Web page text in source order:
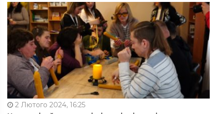
2 Лютого 2024, 16:25